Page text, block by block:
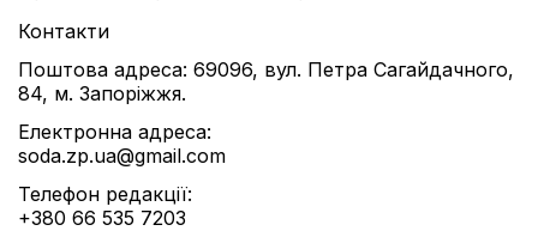
Контакти
Поштова адреса: 69096, вул. Петра Сагайдачного,
84, м. Запоріжжя.
Електронна адреса:
soda.zp.ua@gmail.com
Телефон редакції:
+380 66 535 7203